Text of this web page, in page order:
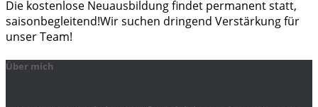
Die kostenlose Neuausbildung findet permanent statt,
saisonbegleitend!Wir suchen dringend Verstärkung für
unser Team!
Über mich